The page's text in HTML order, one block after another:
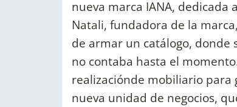
nueva marca IANA, dedicada
Natali, fundadora de la
de armar un catálogo, donde
no contaba hasta el
realizaciónde mobiliario para
nueva unidad de negocios,